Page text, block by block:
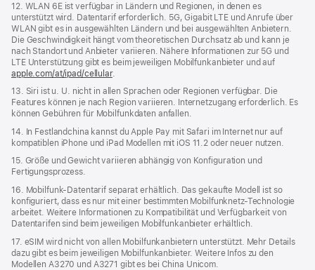
12. WLAN 6E ist verfügbar in Ländern und Regionen, in denen es
unterstützt wird. Datentarif erforderlich. 5G, Gigabit LTE und Anrufe über
WLAN gibt es in ausgewählten Ländern und bei ausgewählten Anbietern.
Die Geschwindigkeit hängt vom theoretischen Durchsatz ab und kann je
nach Standort und Anbieter variieren. Nähere Informationen zur 5G und
LTE Unterstützung gibt es beim jeweiligen Mobilfunkanbieter und auf
apple.com/at/ipad/cellular.
13. Siri ist u. U. nicht in allen Sprachen oder Regionen verfügbar. Die
Features können je nach Region variieren. Internetzugang erforderlich. Es
können Gebühren für Mobilfunkdaten anfallen.
14. In Festlandchina kannst du Apple Pay mit Safari im Internet nur auf
kompatiblen iPhone und iPad Modellen mit iOS 11.2 oder neuer nutzen.
15. Größe und Gewicht variieren abhängig von Konfiguration und
Fertigungsprozess.
16. Mobilfunk-Datentarif separat erhältlich. Das gekaufte Modell ist so
konfiguriert, dass es nur mit einer bestimmten Mobilfunknetz-Technologie
arbeitet. Weitere Informationen zu Kompatibilität und Verfügbarkeit von
Datentarifen sind beim jeweiligen Mobilfunkanbieter erhältlich.
17. eSIM wird nicht von allen Mobilfunkanbietern unterstützt. Mehr Details
dazu gibt es beim jeweiligen Mobilfunk­anbieter. Weitere Infos zu den
Modellen A3270 und A3271 gibt es bei China Unicom.